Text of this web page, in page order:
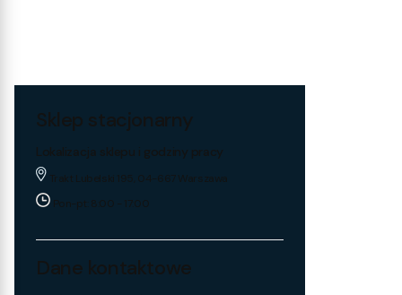
Sklep stacjonarny
Lokalizacja sklepu i godziny pracy
Trakt Lubelski 195, 04-667 Warszawa
Pon-pt: 8:00 - 17:00
Dane kontaktowe